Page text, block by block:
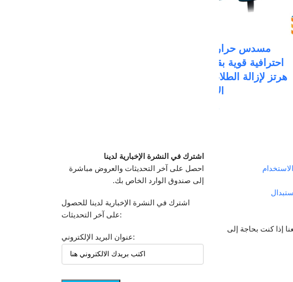
هرتز لإزالة الطلاء، التغليف الحراري، ومشاريع
الأعمال اليدوية
Login to see prices
إذا كنت بحاجة إلى
اشترك في النشرة الإخبارية لدينا
احصل على آخر التحديثات والعروض مباشرة
إلى صندوق الوارد الخاص بك.
اشترك في النشرة الإخبارية لدينا للحصول
على آخر التحديثات:
عنوان البريد الإلكتروني: